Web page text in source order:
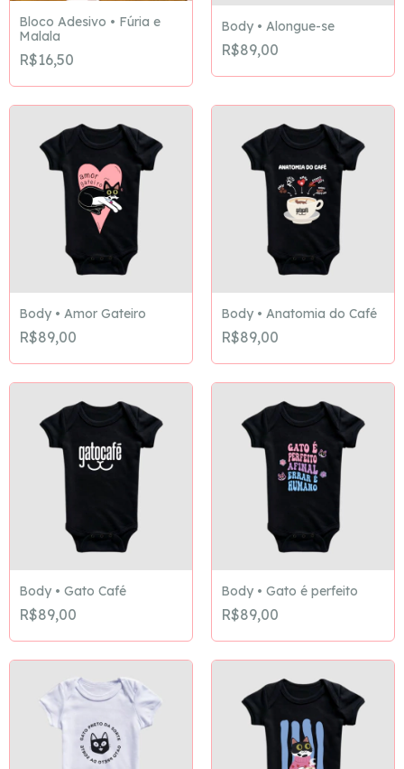
Bloco Adesivo • Fúria e
Malala
R$16,50
Body • Alongue-se
R$89,00
Body • Amor Gateiro
R$89,00
Body • Anatomia do Café
R$89,00
Body • Gato Café
R$89,00
Body • Gato é perfeito
R$89,00